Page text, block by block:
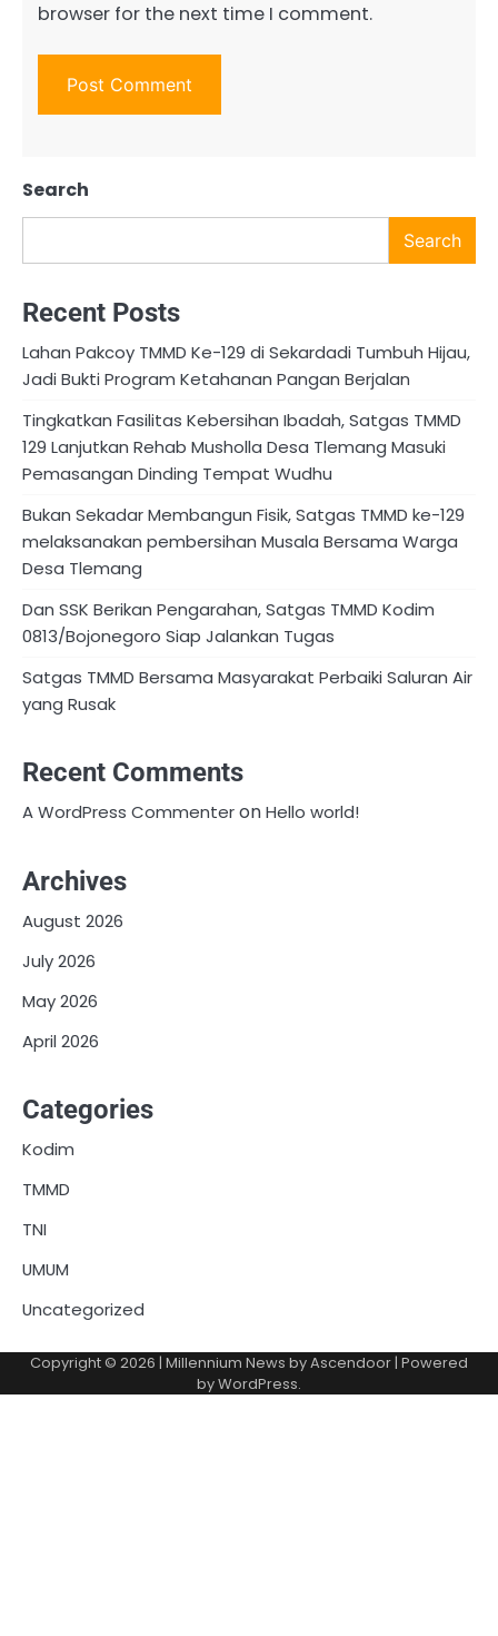
browser for the next time I comment.
Search
Search
Recent Posts
Lahan Pakcoy TMMD Ke-129 di Sekardadi Tumbuh Hijau,
Jadi Bukti Program Ketahanan Pangan Berjalan
Tingkatkan Fasilitas Kebersihan Ibadah, Satgas TMMD
129 Lanjutkan Rehab Musholla Desa Tlemang Masuki
Pemasangan Dinding Tempat Wudhu
​Bukan Sekadar Membangun Fisik, Satgas TMMD ke-129
melaksanakan pembersihan Musala Bersama Warga
Desa Tlemang
Dan SSK Berikan Pengarahan, Satgas TMMD Kodim
0813/Bojonegoro Siap Jalankan Tugas
Satgas TMMD Bersama Masyarakat Perbaiki Saluran Air
yang Rusak
Recent Comments
A WordPress CommenteronHello world!
Archives
August 2026
July 2026
May 2026
April 2026
Categories
Kodim
TMMD
TNI
UMUM
Uncategorized
Copyright © 2026 | Millennium News byAscendoor | Powered
byWordPress.